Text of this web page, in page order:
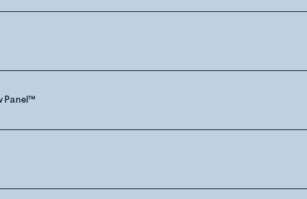
Panel™